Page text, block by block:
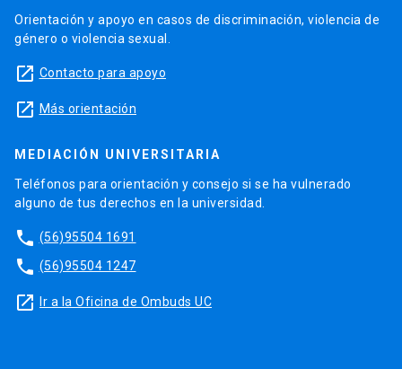
Orientación y apoyo en casos de discriminación, violencia de
género o violencia sexual.
launch Contacto para apoyo
launch Más orientación
MEDIACIÓN UNIVERSITARIA
Teléfonos para orientación y consejo si se ha vulnerado
alguno de tus derechos en la universidad.
phone (56)95504 1691
phone (56)95504 1247
launch Ir a la Oficina de Ombuds UC